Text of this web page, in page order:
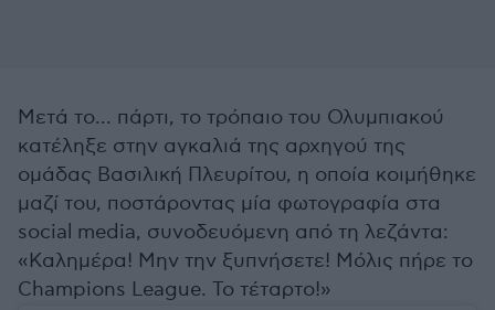
Μετά το... πάρτι, το τρόπαιο του Ολυμπιακού
κατέληξε στην αγκαλιά της αρχηγού της
ομάδας Βασιλική Πλευρίτου, η οποία κοιμήθηκε
μαζί του, ποστάροντας μία φωτογραφία στα
social media, συνοδευόμενη από τη λεζάντα:
«Καλημέρα! Μην την ξυπνήσετε! Μόλις πήρε το
Champions League. Το τέταρτο!»